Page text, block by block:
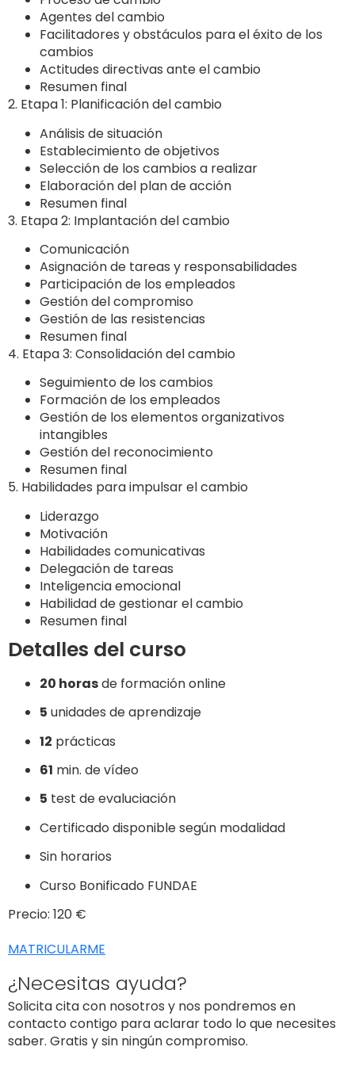
Agentes del cambio
Facilitadores y obstáculos para el éxito de los
cambios
Actitudes directivas ante el cambio
Resumen final
2. Etapa 1: Planificación del cambio
Análisis de situación
Establecimiento de objetivos
Selección de los cambios a realizar
Elaboración del plan de acción
Resumen final
3. Etapa 2: Implantación del cambio
Comunicación
Asignación de tareas y responsabilidades
Participación de los empleados
Gestión del compromiso
Gestión de las resistencias
Resumen final
4. Etapa 3: Consolidación del cambio
Seguimiento de los cambios
Formación de los empleados
Gestión de los elementos organizativos
intangibles
Gestión del reconocimiento
Resumen final
5. Habilidades para impulsar el cambio
Liderazgo
Motivación
Habilidades comunicativas
Delegación de tareas
Inteligencia emocional
Habilidad de gestionar el cambio
Resumen final
Detalles del curso
20 horasde formación online
5 unidades de aprendizaje
12 prácticas
61 min. de vídeo
5 test de evaluciación
Certificado disponible según modalidad
Sin horarios
Curso Bonificado FUNDAE
Precio: 120 €
MATRICULARME
¿Necesitas ayuda?
Solicita cita con nosotros y nos pondremos en
contacto contigo para aclarar todo lo que necesites
saber. Gratis y sin ningún compromiso.